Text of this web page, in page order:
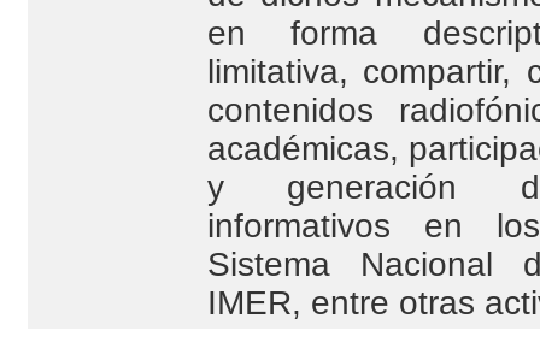
en forma
limitativa, compartir,
contenidos
académicas,
y generación
informativos en
Sistema Nacional
IMER, entre otras